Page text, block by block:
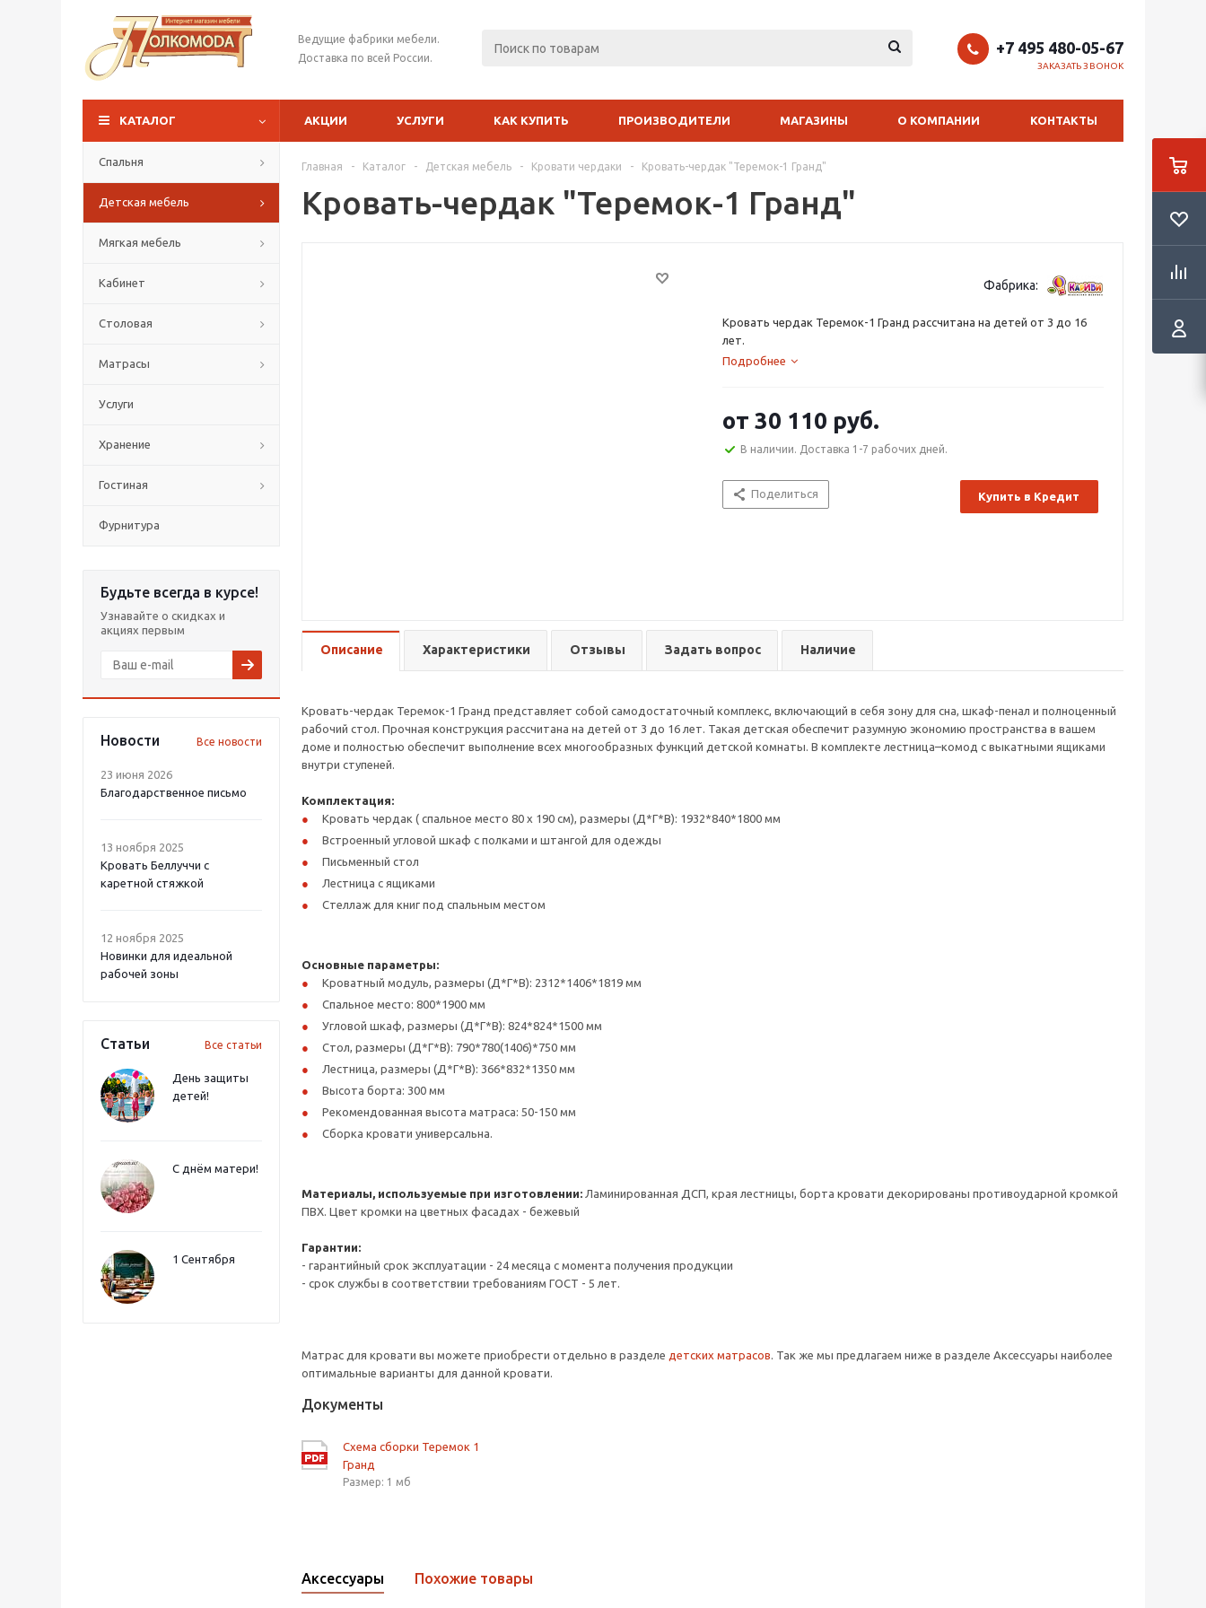
Ведущие фабрики мебели.
Доставка по всей России.
+7 495 480-05-67
ЗАКАЗАТЬ ЗВОНОК
КАТАЛОГ АКЦИИ УСЛУГИ КАК КУПИТЬ ПРОИЗВОДИТЕЛИ МАГАЗИНЫ О КОМПАНИИ КОНТАКТЫ
Спальня
Детская мебель
Мягкая мебель
Кабинет
Столовая
Матрасы
Услуги
Хранение
Гостиная
Фурнитура
Будьте всегда в курсе!
Узнавайте о скидках и
акциях первым
Новости Все новости
23 июня 2026
Благодарственное письмо
13 ноября 2025
Кровать Беллуччи с
каретной стяжкой
12 ноября 2025
Новинки для идеальной
рабочей зоны
Статьи Все статьи
День защиты
детей!
С днём матери!
1 Сентября
Главная - Каталог - Детская мебель - Кровати чердаки - Кровать-чердак "Теремок-1 Гранд"
Кровать-чердак "Теремок-1 Гранд"
Фабрика:
Кровать чердак Теремок-1 Гранд рассчитана на детей от 3 до 16
лет.
Подробнее
от 30 110 руб.
В наличии. Доставка 1-7 рабочих дней.
Поделиться Купить в Кредит
Описание Характеристики Отзывы Задать вопрос Наличие
Кровать-чердак Теремок-1 Гранд представляет собой самодостаточный комплекс, включающий в себя зону для сна, шкаф-пенал и полноценный
рабочий стол. Прочная конструкция рассчитана на детей от 3 до 16 лет. Такая детская обеспечит разумную экономию пространства в вашем
доме и полностью обеспечит выполнение всех многообразных функций детской комнаты. В комплекте лестница–комод с выкатными ящиками
внутри ступеней.
Комплектация:
Кровать чердак ( спальное место 80 х 190 см), размеры (Д*Г*В): 1932*840*1800 мм
Встроенный угловой шкаф с полками и штангой для одежды
Письменный стол
Лестница с ящиками
Стеллаж для книг под спальным местом
Основные параметры:
Кроватный модуль, размеры (Д*Г*В): 2312*1406*1819 мм
Спальное место: 800*1900 мм
Угловой шкаф, размеры (Д*Г*В): 824*824*1500 мм
Стол, размеры (Д*Г*В): 790*780(1406)*750 мм
Лестница, размеры (Д*Г*В): 366*832*1350 мм
Высота борта: 300 мм
Рекомендованная высота матраса: 50-150 мм
Сборка кровати универсальна.
Материалы, используемые при изготовлении: Ламинированная ДСП, края лестницы, борта кровати декорированы противоударной кромкой
ПВХ. Цвет кромки на цветных фасадах - бежевый
Гарантии:
- гарантийный срок эксплуатации - 24 месяца с момента получения продукции
- срок службы в соответствии требованиям ГОСТ - 5 лет.
Матрас для кровати вы можете приобрести отдельно в разделе детских матрасов. Так же мы предлагаем ниже в разделе Аксессуары наиболее
оптимальные варианты для данной кровати.
Документы
Схема сборки Теремок 1
Гранд
Размер: 1 мб
Аксессуары Похожие товары